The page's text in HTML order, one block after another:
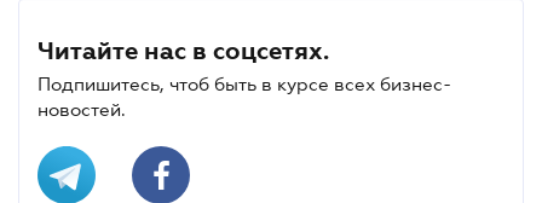
Читайте нас в соцсетях.
Подпишитесь, чтоб быть в курсе всех бизнес-
новостей.